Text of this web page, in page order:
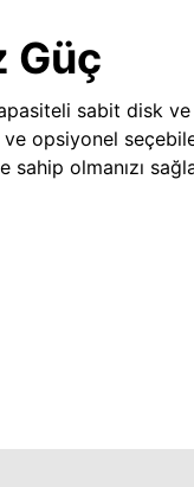
Güç
sabit disk
opsiyonel
sahip olmanızı